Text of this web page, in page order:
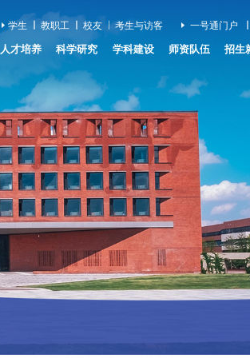
学生 教职工 校友 考生与访客 一号通门户
人才培养 科学研究 学科建设 师资队伍 招生